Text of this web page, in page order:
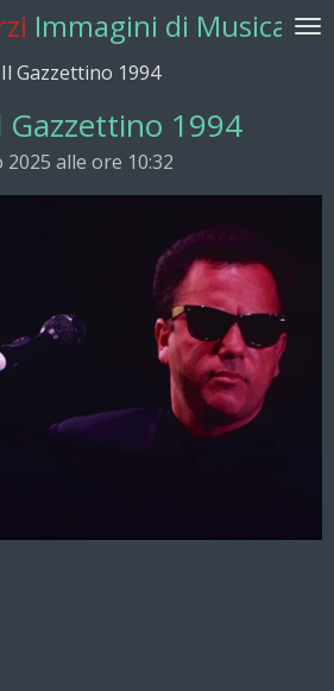
Immagini di Musica
Gazzettino 1994
Gazzettino 1994
alle ore 10:32